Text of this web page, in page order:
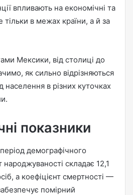
впливають на економічні та
тільки в межах країни, а й за
Мексики, від столиці до
як сильно відрізняються
населення в різних куточках
показники
демографічного
народжуваності складає 12,1
а коефіцієнт смертності —
помірний